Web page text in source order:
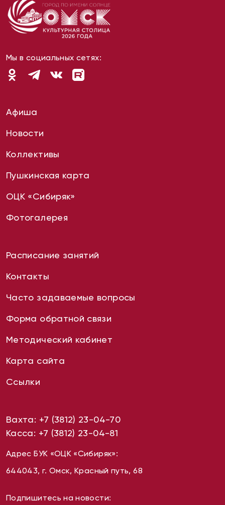
Мы в социальных сетях:
Афиша
Новости
Коллективы
Пушкинская карта
ОЦК «Сибиряк»
Фотогалерея
Расписание занятий
Контакты
Часто задаваемые вопросы
Форма обратной связи
Методический кабинет
Карта сайта
Ссылки
Вахта: +7 (3812) 23-04-70
Касса: +7 (3812) 23-04-81
Адрес БУК «ОЦК «Сибиряк»:
644043, г. Омск, Красный путь, 68
Подпишитесь на новости: